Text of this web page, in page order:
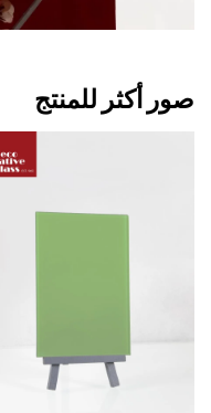
صور أكثر للمنتج